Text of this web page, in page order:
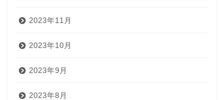
2023年11月
2023年10月
2023年9月
2023年8月